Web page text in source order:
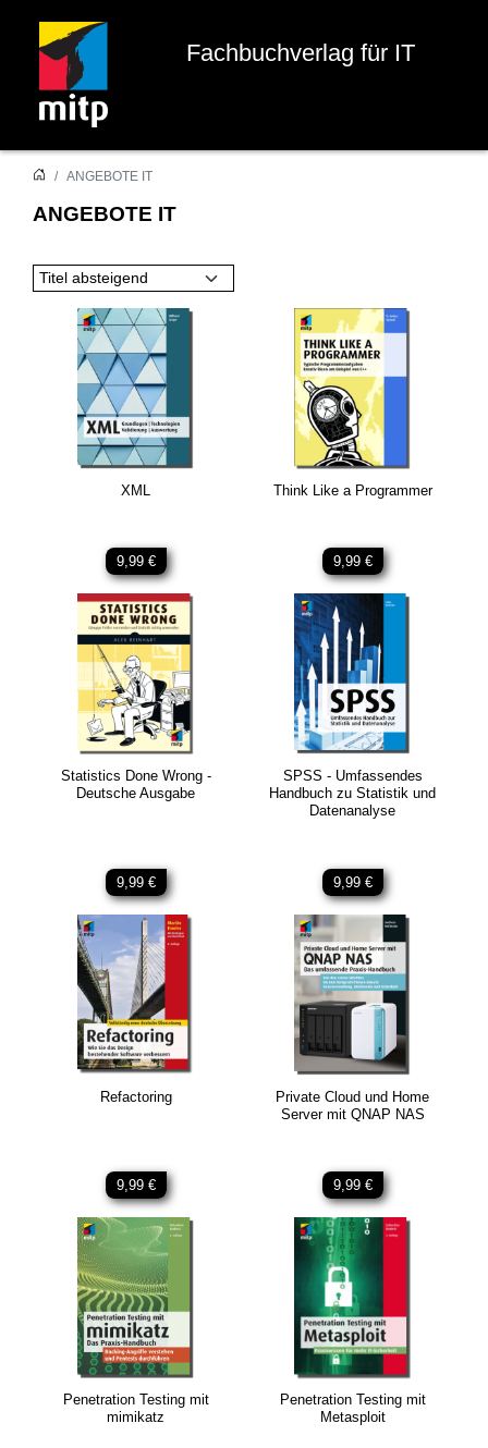
Fachbuchverlag für IT
ANGEBOTE IT
ANGEBOTE IT
Titel absteigend
XML
9,99 €
Think Like a Programmer
9,99 €
Statistics Done Wrong -
Deutsche Ausgabe
9,99 €
SPSS - Umfassendes
Handbuch zu Statistik und
Datenanalyse
9,99 €
Refactoring
9,99 €
Private Cloud und Home
Server mit QNAP NAS
9,99 €
Penetration Testing mit
mimikatz
Penetration Testing mit
Metasploit